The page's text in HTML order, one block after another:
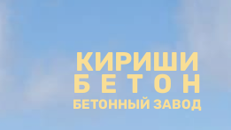
КИРИШИ
БЕТОН
БЕТОННЫЙ ЗАВОД